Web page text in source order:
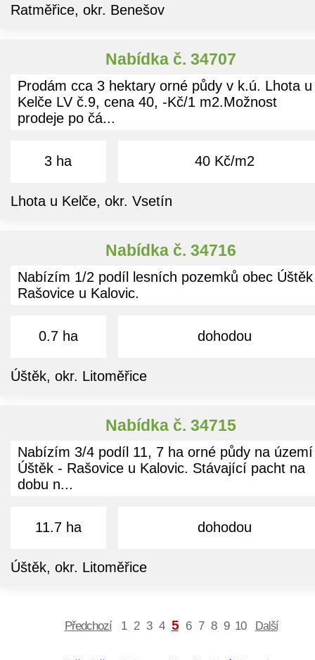
Ratměřice, okr. Benešov
Nabídka č. 34707
Prodám cca 3 hektary orné půdy v k.ú. Lhota u
Kelče LV č.9, cena 40, -Kč/1 m2.Možnost
prodeje po čá...
3 ha 40 Kč/m2
Lhota u Kelče, okr. Vsetín
Nabídka č. 34716
Nabízím 1/2 podíl lesních pozemků obec
Rašovice u Kalovic.
0.7 ha dohodou
Úštěk, okr. Litoměřice
Nabídka č. 34715
Nabízím 3/4 podíl 11, 7 ha orné půdy na území
Úštěk - Rašovice u Kalovic. Stávající pacht na
dobu n...
11.7 ha dohodou
Úštěk, okr. Litoměřice
Předchozí 1 2 3 4 5 6 7 8 9 10 Další